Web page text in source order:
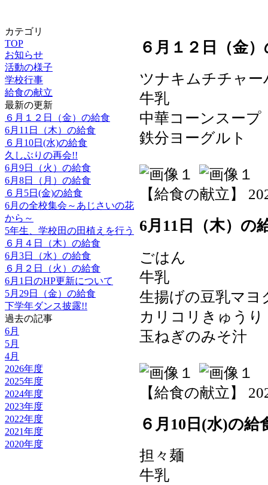
カテゴリ
TOP
お知らせ
活動の様子
学校行事
給食の献立
最新の更新
６月１２日（金）の給食
6月11日（木）の給食
６月10日(水)の給食
久しぶりの再会!!
6月9日（火）の給食
6月8日（月）の給食
６月5日(金)の給食
6月の全校集会～あじさいの花
から～
5年生、学校田の田植えを行う
６月４日（木）の給食
6月3日（水）の給食
６月２日（火）の給食
6月1日のHP更新について
5月29日（金）の給食
下学年ダンス披露!!
過去の記事
6月
5月
4月
2026年度
2025年度
2024年度
2023年度
2022年度
2021年度
2020年度
６月１２日（金
ツナキムチチャー
牛乳
中華コーンスー
鉄分ヨーグルト
【給食の献立】
6月11日（木）の
ごはん
牛乳
生揚げの豆乳マヨ
カリコリきゅう
玉ねぎのみそ汁
【給食の献立】
６月10日(水)の給
担々麺
牛乳